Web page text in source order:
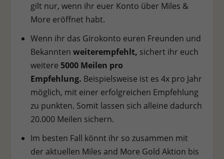
gilt nur, wenn ihr euer Konto über Miles &
More eröffnet habt.
Wenn ihr das Girokonto euren Freunden und
Bekannten weiterempfehlt, sichert ihr euch
weitere 5000 Meilen pro
Empfehlung. Beispielsweise ist es 4x pro Jahr
möglich, mit einer erfolgreichen Empfehlung
zu punkten. Somit lassen sich alleine dadurch
20.000 Meilen sichern.
Im besten Fall könnt ihr so zusammen mit
der aktuellen Miles and More Gold Aktion bis
standardmäßig blockiert. Wenn Cookies von externen Medien akzeptiert
werden, bedarf der Zugriff auf diese Inhalte keiner manuellen
Einwilligung mehr.
Cookie-Informationen anzeigen
Datenschutzerklärung Impressum